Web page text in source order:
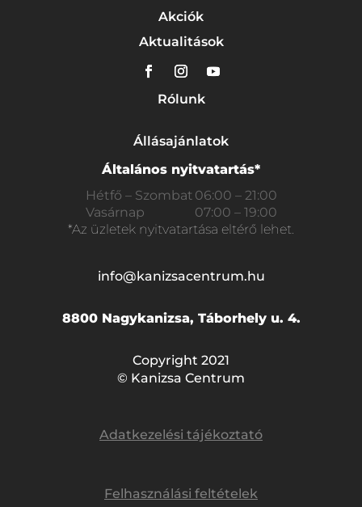
Akciók
Aktualitások
Rólunk
Állásajánlatok
Általános nyitvatartás*
Hétfő – Szombat 06:00 – 21:00
Vasárnap
07:00 – 19:00
*Az üzletek nyitvatartása eltérő lehet.
info@kanizsacentrum.hu
8800 Nagykanizsa, Táborhely u. 4.
Copyright 2021
© Kanizsa Centrum
Adatkezelési tájékoztató
Felhasználási feltételek